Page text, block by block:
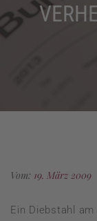
Vom: 19. März 2009
Ein Diebstahl